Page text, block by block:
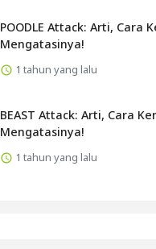
POODLE Attack: Arti, Cara
Mengatasinya!
1 tahun yang lalu
BEAST Attack: Arti, Cara
Mengatasinya!
1 tahun yang lalu